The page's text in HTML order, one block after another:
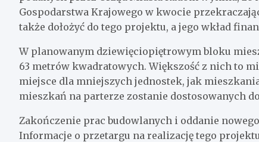
Gospodarstwa Krajowego w kwocie
także dołożyć do tego projektu, a jego wkład
W planowanym dziewięciopiętrowym bloku
63 metrów kwadratowych. Większość z nich to
miejsce dla mniejszych jednostek, jak
mieszkań na parterze zostanie dostosowanych
Zakończenie prac budowlanych i oddanie
Informacje o przetargu na realizację tego